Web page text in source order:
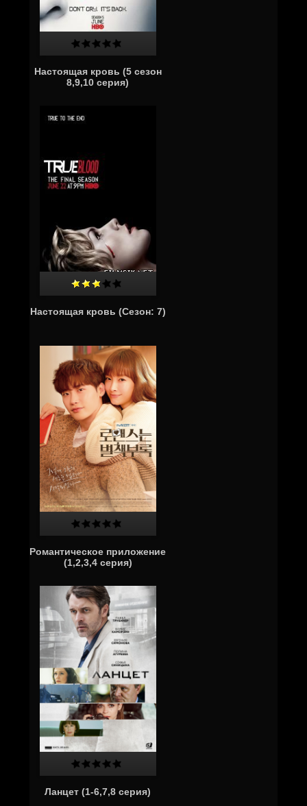
Настоящая кровь (5 сезон
8,9,10 серия)
Настоящая кровь (Cезон: 7)
Романтическое приложение
(1,2,3,4 серия)
Ланцет (1-6,7,8 серия)